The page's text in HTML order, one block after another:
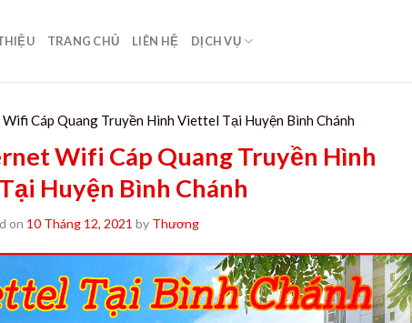
TRANG CHỦ LIÊN HỆ DỊCH VỤ
Cáp Quang Truyền Hình Viettel Tại Huyện Bình Chánh
Wifi Cáp Quang Truyền Hình
Huyện Bình Chánh
on 10 Tháng 12, 2021 by Thương